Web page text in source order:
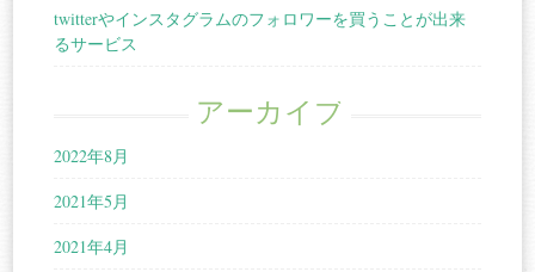
twitterやインスタグラムのフォロワーを買うことが出来
るサービス
アーカイブ
2022年8月
2021年5月
2021年4月